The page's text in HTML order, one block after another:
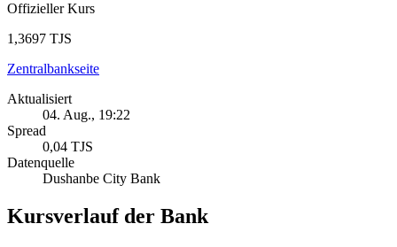
Offizieller Kurs
1,3697 TJS
Zentralbankseite
Aktualisiert
04. Aug., 19:22
Spread
0,04 TJS
Datenquelle
Dushanbe City Bank
Kursverlauf der Bank